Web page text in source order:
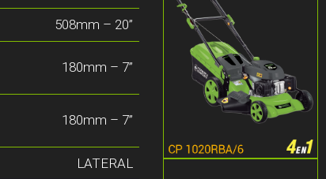
508mm – 20”
180mm – 7”
180mm – 7”
LATERAL